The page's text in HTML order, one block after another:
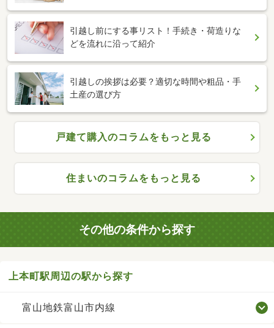
引越し前にする事リスト！手続き・荷造りな
どを流れに沿って紹介
引越しの挨拶は必要？適切な時間や粗品・手
土産の選び方
戸建て購入のコラムをもっと見る
住まいのコラムをもっと見る
その他の条件から探す
上本町駅周辺の駅から探す
富山地鉄富山市内線